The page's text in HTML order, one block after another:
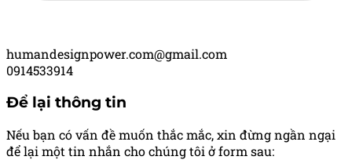
humandesignpower.com@gmail.com
0914533914
Để lại thông tin
Nếu bạn có vấn đề muốn thắc mắc, xin đừng ngần ngại
để lại một tin nhắn cho chúng tôi ở form sau: